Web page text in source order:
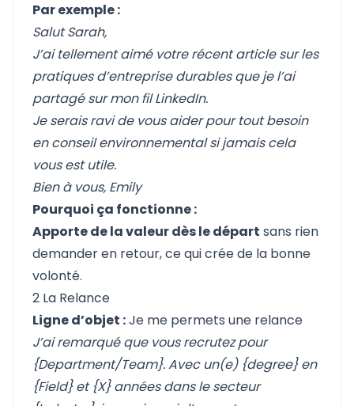
Par exemple :
Salut Sarah,
J’ai tellement aimé votre récent article sur les
pratiques d’entreprise durables que je l’ai
partagé sur mon fil LinkedIn.
Je serais ravi de vous aider pour tout besoin
en conseil environnemental si jamais cela
vous est utile.
Bien à vous, Emily
Pourquoi ça fonctionne :
Apporte de la valeur dès le départ sans rien
demander en retour, ce qui crée de la bonne
volonté.
2 La Relance
Ligne d’objet :Je me permets une relance
J’ai remarqué que vous recrutez pour
{Department/Team}. Avec un(e) {degree} en
{Field} et {X} années dans le secteur